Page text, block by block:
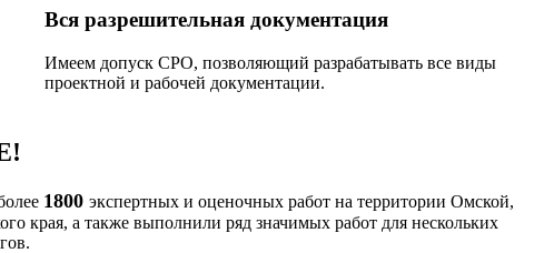
Вся разрешительная документация
Имеем допуск СРО, позволяющий разрабатывать все виды
проектной и рабочей документации.
1800 экспертных и оценочных работ на территории Омской,
края, а также выполнили ряд значимых работ для нескольких